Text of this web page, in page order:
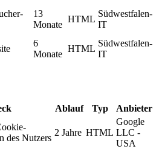
13
Monate
HTML
Südwestfalen-
IT
6
Monate
HTML
Südwestfalen-
IT
Ablauf Typ Anbieter
des Nutzers
2 Jahre HTML
Google
LLC -
USA